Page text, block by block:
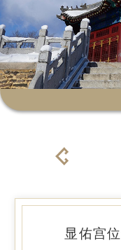
显佑宫